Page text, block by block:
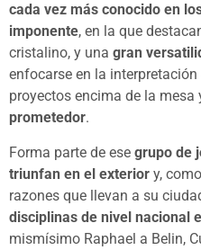
cada vez más conocido en
imponente, en la que
cristalino, y una gran
enfocarse en la
proyectos encima de la mesa
prometedor.
Forma parte de ese grupo de
triunfan en el exterior y,
razones que llevan a su
disciplinas de nivel nacional
mismísimo Raphael a Belin,